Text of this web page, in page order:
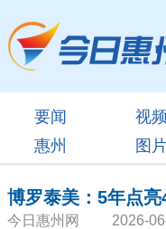
要闻 视频
惠州
图
博罗泰美：5年点
今日惠州网 2026-06-